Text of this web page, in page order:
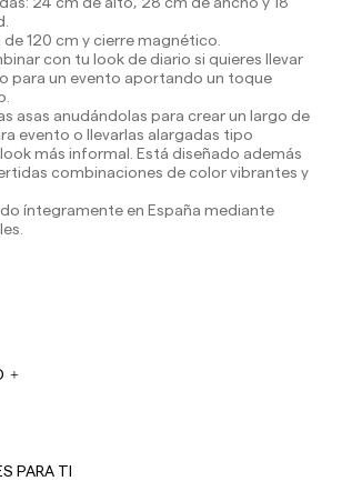
120 cm y cierre magnético.
con tu look de diario si quieres llevar
para un evento aportando un toque
asas anudándolas para crear un largo de
evento o llevarlas alargadas tipo
más informal. Está diseñado además
combinaciones de color vibrantes y
íntegramente en España mediante
laborables. Excepto pre-orders.
Melilla: 7-10 días laborables.
días laborables. Excepto pre-
laborables
Europea: 10-13 días
pre-orders.Por favor, ten en cuenta
la Unión Europea, deberás estar al
en el siguiente horario: Lunes a
el día laborable siguiente.
sábados, domingos ni festivos.
los plazos de envío pueden
PARA TI